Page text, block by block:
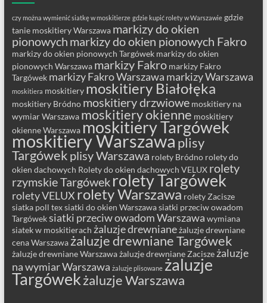
czy można wymienić siatkę w moskitierze gdzie kupić rolety w Warszawie gdzie
tanie moskitiery Warszawa markizy do okien
pionowych markizy do okien pionowych Fakro
markizy do okien pionowych Targówek markizy do okien
pionowych Warszawa markizy Fakro markizy Fakro
Targówek markizy Fakro Warszawa markizy Warszawa
moskitiera moskitiery moskitiery Białołęka
moskitiery Bródno moskitiery drzwiowe moskitiery na
wymiar Warszawa moskitiery okienne moskitiery
okienne Warszawa moskitiery Targówek
moskitiery Warszawa plisy
Targówek plisy Warszawa rolety Bródno rolety do
okien dachowych Rolety do okien dachowych VELUX rolety
rzymskie Targówek rolety Targówek
rolety VELUX rolety Warszawa rolety Zacisze
siatka poll texsiatki do okien Warszawasiatki przeciw owadom
Targóweksiatki przeciw owadom Warszawa wymiana
siatek w moskitierach żaluzje drewnianeżaluzje drewniane
cena Warszawa żaluzje drewniane Targówek
żaluzje drewniane Warszaważaluzje drewniane Zacisze żaluzje
na wymiar Warszawa żaluzje plisowane żaluzje
Targówekżaluzje Warszawa